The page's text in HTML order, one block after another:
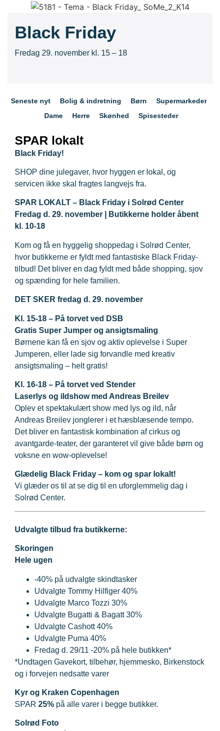
Black Friday
Fredag 29. november kl. 15 – 18
Seneste nyt Bolig & indretning Børn
Supermarkeder
Dame
Herre Skønhed Spisesteder
SPAR lokalt
Black Friday!
SHOP dine julegaver, hvor hyggen er lokal, og
servicen ikke skal fragtes langvejs fra.
SPAR LOKALT – Black Friday i Solrød Center
Fredag d. 29. november | Butikkerne holder åbent
kl. 10-18
Kom og få en hyggelig shoppedag i Solrød Center,
hvor butikkerne er fyldt med fantastiske Black Friday-
tilbud! Det bliver en dag fyldt med både shopping, sjov
og spænding for hele familien.
DET SKER fredag d. 29. november
Kl. 15-18 – På torvet ved DSB
Gratis Super Jumper og ansigtsmaling
Børnene kan få en sjov og aktiv oplevelse i Super
Jumperen, eller lade sig forvandle med kreativ
ansigtsmaling – helt gratis!
Kl. 16-18 – På torvet ved Stender
Laserlys og ildshow med Andreas Breilev
Oplev et spektakulært show med lys og ild, når
Andreas Breilev jonglerer i et hæsblæsende tempo.
Det bliver en fantastisk kombination af cirkus og
avantgarde-teater, der garanteret vil give både børn og
voksne en wow-oplevelse!
Glædelig Black Friday – kom og spar lokalt!
Vi glæder os til at se dig til en uforglemmelig dag i
Solrød Center.
Udvalgte tilbud fra butikkerne:
Skoringen
Hele ugen
-40% på udvalgte skindtasker
Udvalgte Tommy Hilfiger 40%
Udvalgte Marco Tozzi 30%
Udvalgte Bugatti & Bagatt 30%
Udvalgte Cashott 40%
Udvalgte Puma 40%
Fredag d. 29/11 -20% på hele butikken*
*Undtagen Gavekort, tilbehør, hjemmesko, Birkenstock
og i forvejen nedsatte varer
Kyr og Kraken Copenhagen
SPAR 25% på alle varer i begge butikker.
Solrød Foto